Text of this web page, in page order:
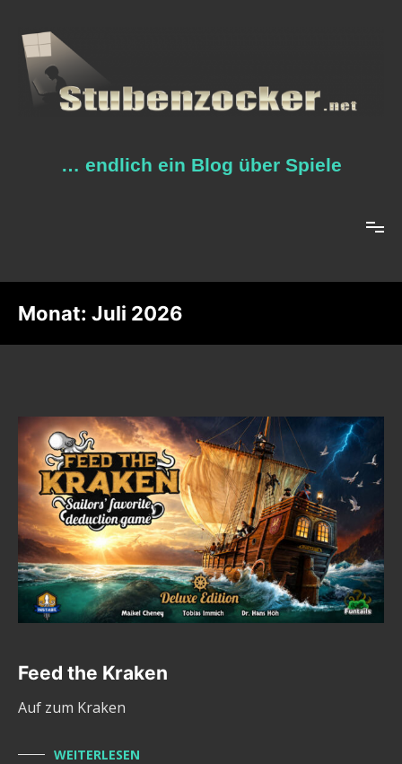
Inhalt
springen
… endlich ein Blog über Spiele
Monat: Juli 2026
Feed the Kraken
Auf zum Kraken
WEITERLESEN